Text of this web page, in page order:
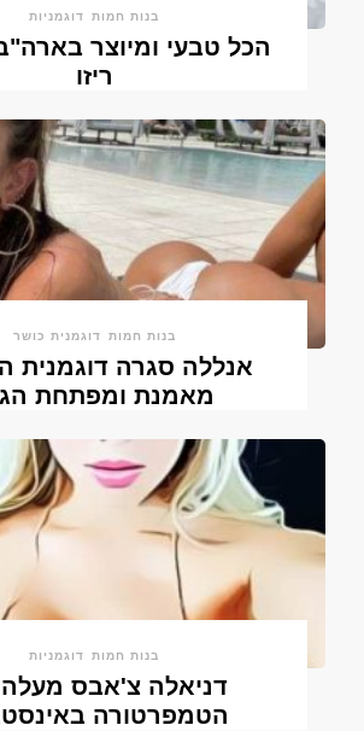
בנות חמות דוגמניות
הכל טבעי ומיוצר
ריזו
בנות חמות דוגמנית כושר
אנללה סגרה דוגמנית
מאמנת ומפתחת
בנות חמות דוגמניות
דניאלה צ'אבס
הטמפרטורה